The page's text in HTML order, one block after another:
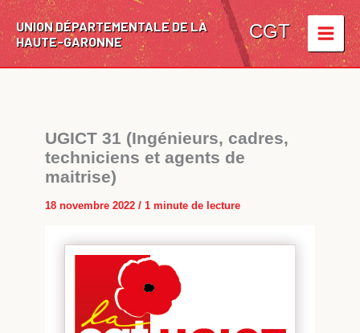
Aller
contenu
UNION DÉPARTEMENTALE DE LA
HAUTE-GARONNE
CGT
UGICT 31 (Ingénieurs, cadres,
techniciens et agents de
maitrise)
18 novembre 2022/1 minute de lecture